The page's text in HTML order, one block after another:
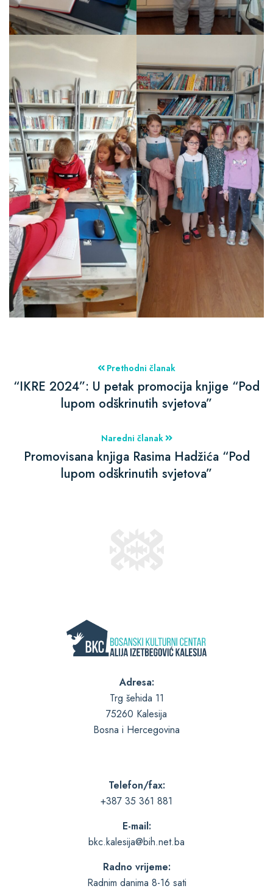
Prethodni članak
“IKRE 2024”: U petak promocija knjige “Pod
lupom odškrinutih svjetova”
Naredni članak
Promovisana knjiga Rasima Hadžića “Pod
lupom odškrinutih svjetova”
Adresa:
Trg šehida 11
75260 Kalesija
Bosna i Hercegovina
Telefon/fax:
+387 35 361 881
E-mail:
bkc.kalesija@bih.net.ba
Radno vrijeme:
Radnim danima 8-16 sati